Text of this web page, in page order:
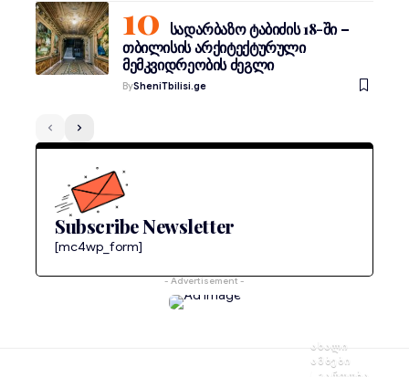
სადარბაზო ტაბიძის 18-ში –
თბილისის არქიტექტურული
მემკვიდრეობის ძეგლი
BySheniTbilisi.ge
Subscribe Newsletter
[mc4wp_form]
- Advertisement -
ᲐᲮᲐᲚᲘ
ᲐᲛᲑᲔᲑᲘ